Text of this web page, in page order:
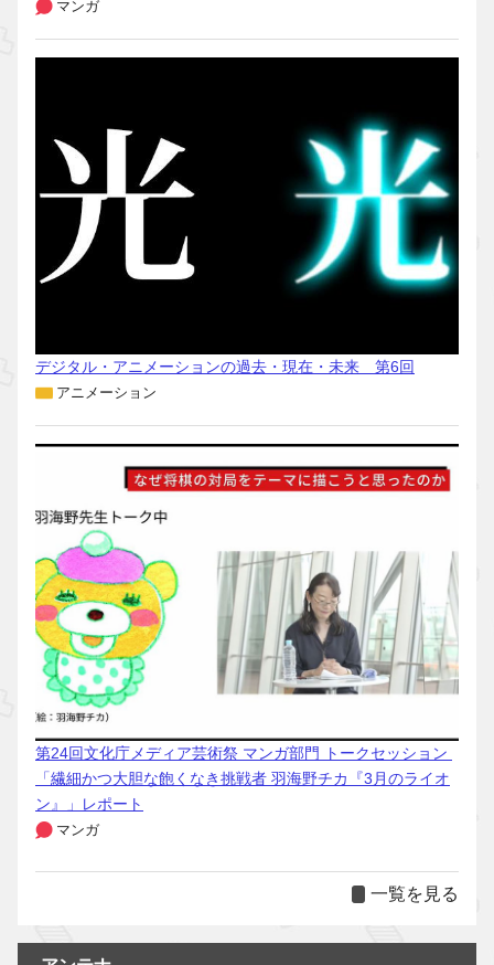
マンガ
デジタル・アニメーションの過去・現在・未来 第6回
アニメーション
第24回文化庁メディア芸術祭 マンガ部門 トークセッション
「繊細かつ大胆な飽くなき挑戦者 羽海野チカ『3月のライオ
ン』」レポート
マンガ
一覧を見る